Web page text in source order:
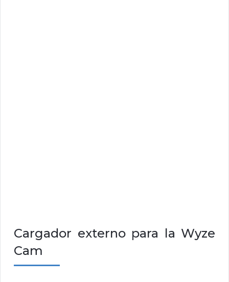
Cargador externo para la Wyze
Cam